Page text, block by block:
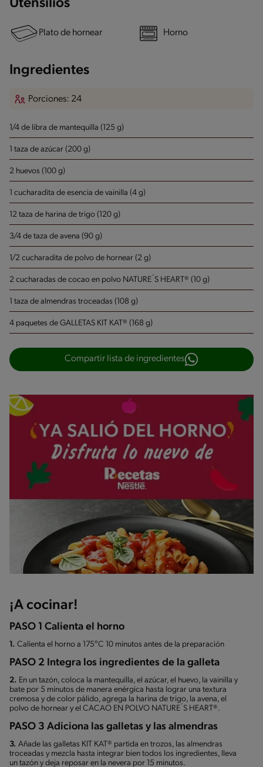
Utensilios
Plato de hornear Horno
Ingredientes
Porciones: 24
1/4 de libra de mantequilla (125 g)
1 taza de azúcar (200 g)
2 huevos (100 g)
1 cucharadita de esencia de vainilla (4 g)
12 taza de harina de trigo (120 g)
3/4 de taza de avena (90 g)
1/2 cucharadita de polvo de hornear (2 g)
2 cucharadas de cocao en polvo NATURE´S HEART® (10 g)
1 taza de almendras troceadas (108 g)
4 paquetes de GALLETAS KIT KAT® (168 g)
Compartir lista de ingredientes
¡A cocinar!
PASO 1 Calienta el horno
1. Calienta el horno a 175°C 10 minutos antes de la preparación
PASO 2 Integra los ingredientes de la galleta
2. En un tazón, coloca la mantequilla, el azúcar, el huevo, la vainilla y
bate por 5 minutos de manera enérgica hasta lograr una textura
cremosa y de color pálido, agrega la harina de trigo, la avena, el
polvo de hornear y el CACAO EN POLVO NATURE´S HEART®.
PASO 3 Adiciona las galletas y las almendras
3. Añade las galletas KIT KAT® partida en trozos, las almendras
troceadas y mezcla hasta integrar bien todos los ingredientes, lleva
un tazón y deja reposar en la nevera por 15 minutos.